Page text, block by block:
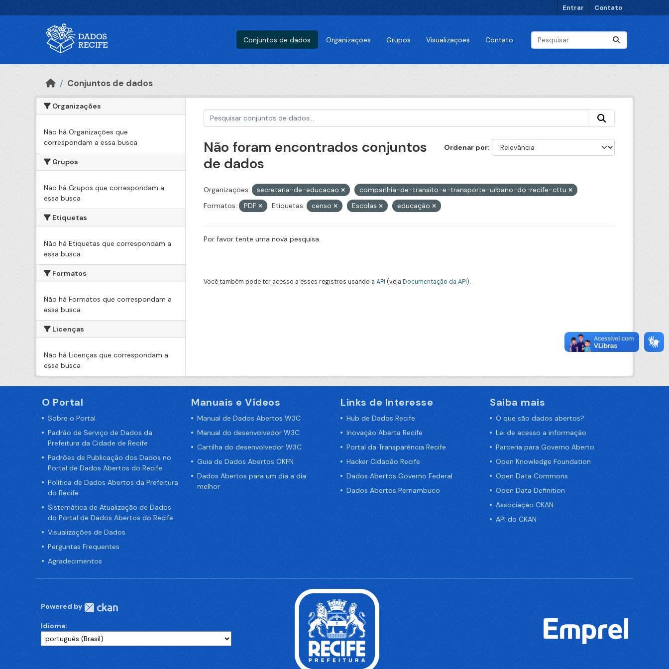
Entrar Contato
Conjuntos de dados Organizações Grupos Visualizações Contato
Conjuntos de dados
Organizações
Não há Organizações que
correspondam a essa busca
Grupos
Não há Grupos que correspondam a
essa busca
Etiquetas
Não há Etiquetas que correspondam a
essa busca
Formatos
Não há Formatos que correspondam a
essa busca
Licenças
Não há Licenças que correspondam a
essa busca
Ordenar por
Não foram encontrados conjuntos
de dados
Organizações: secretaria-de-educacao
companhia-de-transito-e-transporte-urbano-do-recife-cttu
Formatos:
PDF Etiquetas: censo Escolas educação
Por favor tente uma nova pesquisa.
Você também pode ter acesso a esses registros usando a API (veja Documentação da API).
O Portal
Sobre o Portal
Padrão de Serviço de Dados da
Prefeitura da Cidade de Recife
Padrões de Publicação dos Dados no
Portal de Dados Abertos do Recife
Política de Dados Abertos da Prefeitura
do Recife
Sistemática de Atualização de Dados
do Portal de Dados Abertos do Recife
Visualizações de Dados
Perguntas Frequentes
Agradecimentos
Manuais e Vídeos
Manual de Dados Abertos W3C
Manual do desenvolvedor W3C
Cartilha do desenvolvedor W3C
Guia de Dados Abertos OKFN
Dados Abertos para um dia a dia
melhor
Links de Interesse
Hub de Dados Recife
Inovação Aberta Recife
Portal da Transparência Recife
Hacker Cidadão Recife
Dados Abertos Governo Federal
Dados Abertos Pernambuco
Saiba mais
O que são dados abertos?
Lei de acesso a informação
Parceria para Governo Aberto
Open Knowledge Foundation
Open Data Commons
Open Data Definition
Associação CKAN
API do CKAN
Powered by
Idioma